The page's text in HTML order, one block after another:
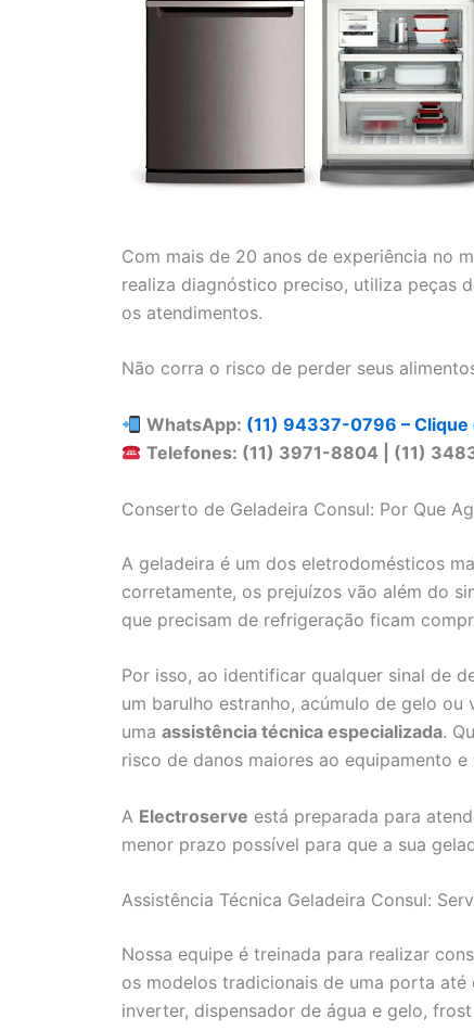
Com mais de 20 anos de experiência no
realiza diagnóstico preciso, utiliza peças
os atendimentos.
Não corra o risco de perder seus
WhatsApp: (11) 94337-0796 – Clique
Telefones: (11) 3971-8804 | (11)
Conserto de Geladeira Consul: Por Que
A geladeira é um dos eletrodomésticos
corretamente, os prejuízos vão além do
que precisam de refrigeração ficam
Por isso, ao identificar qualquer sinal de
um barulho estranho, acúmulo de gelo
uma assistência técnica especializada.
risco de danos maiores ao equipamento
A Electroserve está preparada para
menor prazo possível para que a sua
Assistência Técnica Geladeira Consul:
Nossa equipe é treinada para realizar
os modelos tradicionais de uma porta
inverter, dispensador de água e gelo,